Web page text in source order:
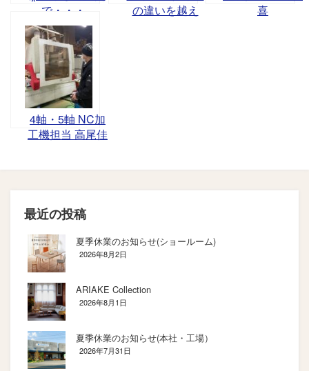
で・・・ ⁎
の違いを越え
喜
4軸・5軸 NC加
工機担当 高尾佳
最近の投稿
夏季休業のお知らせ(ショールーム)
2026年8月2日
ARIAKE Collection
2026年8月1日
夏季休業のお知らせ(本社・工場）
2026年7月31日